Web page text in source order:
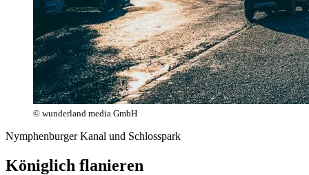
© wunderland media GmbH
Nymphenburger Kanal und Schlosspark
Königlich flanieren